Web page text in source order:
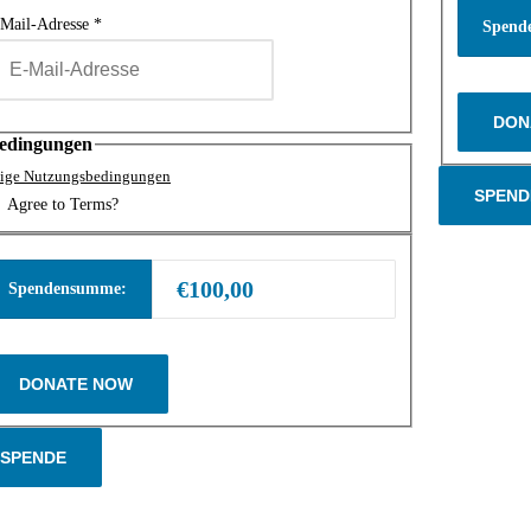
Adresse *
Nutzungsbedingungen
Agree to Terms?
Spendensumme: €100,00
SPENDE